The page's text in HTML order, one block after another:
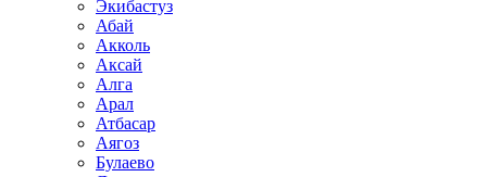
Экибастуз
Абай
Акколь
Аксай
Алга
Арал
Атбасар
Аягоз
Булаево